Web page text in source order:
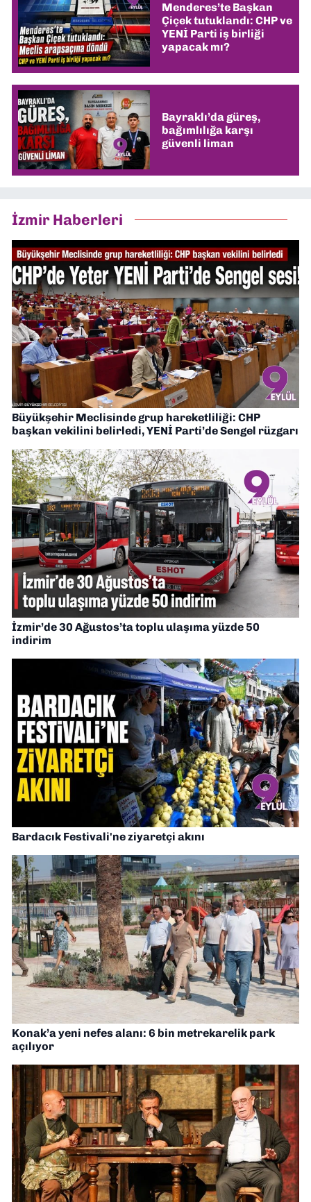
Menderes’te Başkan
Çiçek tutuklandı: CHP ve
YENİ Parti iş birliği
yapacak mı?
Bayraklı’da güreş,
bağımlılığa karşı
güvenli liman
İzmir Haberleri
Büyükşehir Meclisinde grup hareketliliği: CHP
başkan vekilini belirledi, YENİ Parti’de Sengel rüzgarı
İzmir’de 30 Ağustos’ta toplu ulaşıma yüzde 50
indirim
Bardacık Festivali'ne ziyaretçi akını
Konak’a yeni nefes alanı: 6 bin metrekarelik park
açılıyor